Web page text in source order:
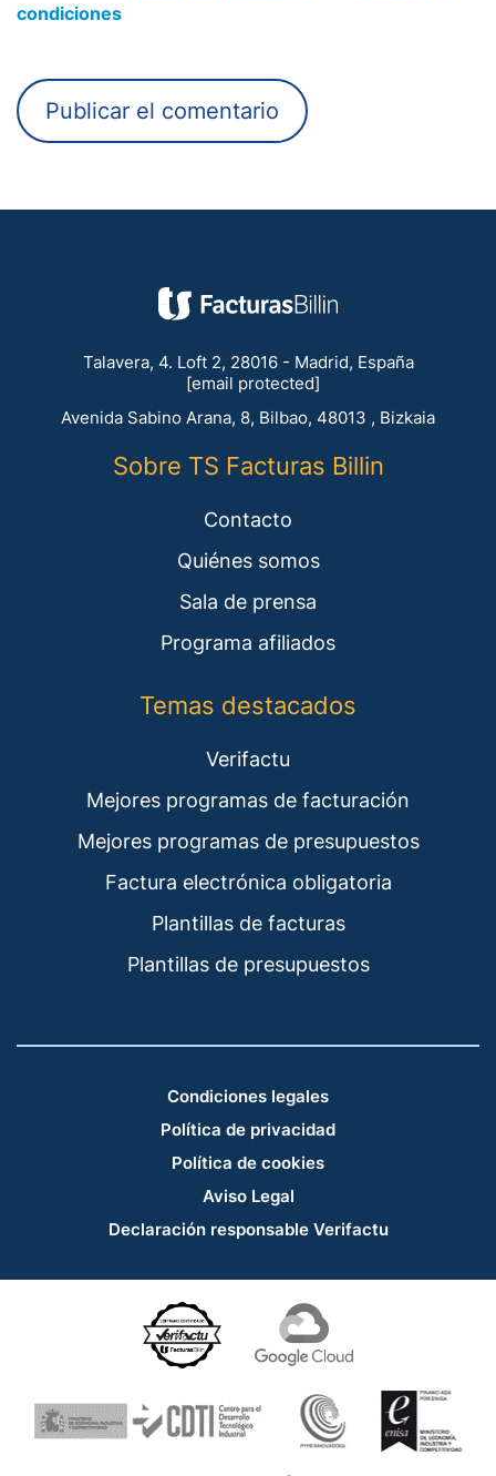
condiciones
Talavera, 4. Loft 2, 28016 - Madrid, España
[email protected]
Avenida Sabino Arana, 8, Bilbao, 48013 , Bizkaia
Sobre TS Facturas Billin
Contacto
Quiénes somos
Sala de prensa
Programa afiliados
Temas destacados
Verifactu
Mejores programas de facturación
Mejores programas de presupuestos
Factura electrónica obligatoria
Plantillas de facturas
Plantillas de presupuestos
Condiciones legales
Política de privacidad
Política de cookies
Aviso Legal
Declaración responsable Verifactu